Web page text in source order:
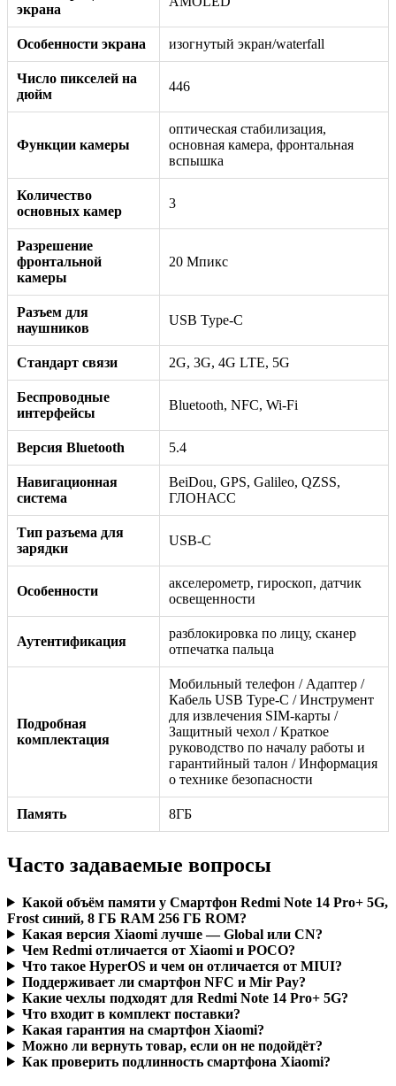
экрана
Особенности экрана изогнутый экран/waterfall
Число пикселей на
дюйм
446
Функции камеры
оптическая стабилизация,
основная камера, фронтальная
вспышка
Количество
основных камер
3
Разрешение
фронтальной
камеры
20 Мпикс
Разъем для
наушников
USB Type-C
Стандарт связи 2G, 3G, 4G LTE, 5G
Беспроводные
интерфейсы
Bluetooth, NFC, Wi-Fi
Версия Bluetooth 5.4
Навигационная
система
BeiDou, GPS, Galileo, QZSS,
ГЛОНАСС
Тип разъема для
зарядки
USB-C
Особенности
акселерометр, гироскоп, датчик
освещенности
Аутентификация
разблокировка по лицу, сканер
отпечатка пальца
Подробная
комплектация
Мобильный телефон / Адаптер /
Кабель USB Type-C / Инструмент
для извлечения SIM-карты /
Защитный чехол / Краткое
руководство по началу работы и
гарантийный талон / Информация
о технике безопасности
Память 8ГБ
Часто задаваемые вопросы
Какой объём памяти у Смартфон Redmi Note 14 Pro+ 5G,
Frost синий, 8 ГБ RAM 256 ГБ ROM?
Какая версия Xiaomi лучше — Global или CN?
Чем Redmi отличается от Xiaomi и POCO?
Что такое HyperOS и чем он отличается от MIUI?
Поддерживает ли смартфон NFC и Mir Pay?
Какие чехлы подходят для Redmi Note 14 Pro+ 5G?
Что входит в комплект поставки?
Какая гарантия на смартфон Xiaomi?
Можно ли вернуть товар, если он не подойдёт?
Как проверить подлинность смартфона Xiaomi?